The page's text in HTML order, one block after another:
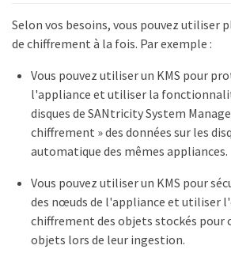
Selon vos besoins, vous pouvez utiliser
de chiffrement à la fois. Par exemple :
Vous pouvez utiliser un KMS pour
l'appliance et utiliser la
disques de SANtricity System
chiffrement » des données sur les
automatique des mêmes appliances.
Vous pouvez utiliser un KMS pour
des nœuds de l'appliance et utiliser
chiffrement des objets stockés pour
objets lors de leur ingestion.